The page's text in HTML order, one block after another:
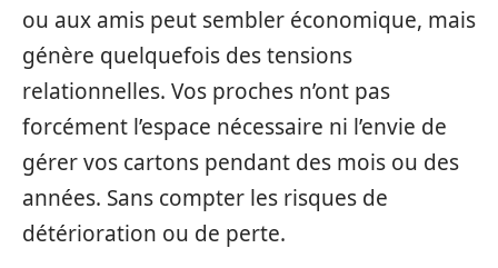
ou aux amis peut sembler économique, mais
génère quelquefois des tensions
relationnelles. Vos proches n’ont pas
forcément l’espace nécessaire ni l’envie de
gérer vos cartons pendant des mois ou des
années. Sans compter les risques de
détérioration ou de perte.